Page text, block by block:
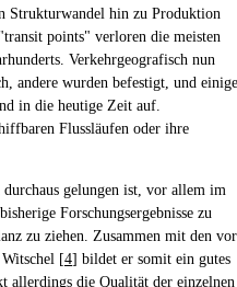
Strukturwandel hin zu Produktion
points" verloren die meisten
Verkehrgeografisch nun
andere wurden befestigt, und einige
in die heutige Zeit auf.
Flussläufen oder ihre
durchaus gelungen ist, vor allem im
Forschungsergebnisse zu
zu ziehen. Zusammen mit den vor
[4] bildet er somit ein gutes
allerdings die Qualität der einzelnen